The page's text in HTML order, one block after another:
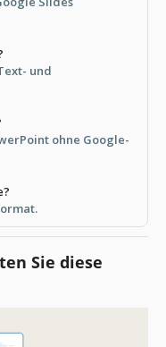
und
ohne Google-
Sie diese